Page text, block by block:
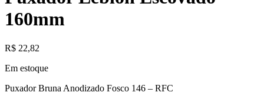
160mm
R$ 22,82
Em estoque
Puxador Bruna Anodizado Fosco 146 – RFC